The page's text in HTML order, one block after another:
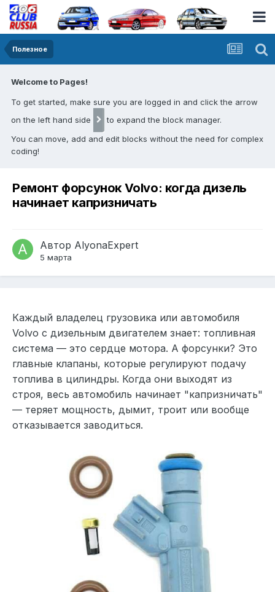
Полезное
Welcome to Pages!
To get started, make sure you are logged in and click the arrow
on the left hand side
to expand the block manager.
You can move, add and edit blocks without the need for complex
coding!
Ремонт форсунок Volvo: когда дизель
начинает капризничать
Автор AlyonaExpert
5 марта
Каждый владелец грузовика или автомобиля
Volvo с дизельным двигателем знает: топливная
система — это сердце мотора. А форсунки? Это
главные клапаны, которые регулируют подачу
топлива в цилиндры. Когда они выходят из
строя, весь автомобиль начинает "капризничать"
— теряет мощность, дымит, троит или вообще
отказывается заводиться.